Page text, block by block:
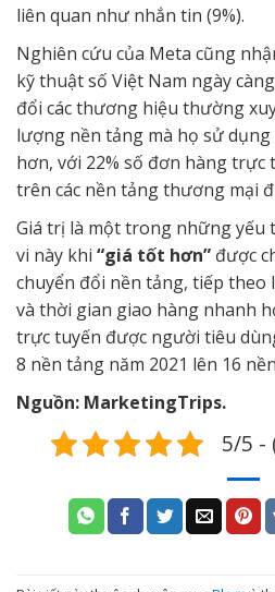
liên quan như nhắn tin (9%).
Nghiên cứu của Meta cũng
kỹ thuật số Việt Nam ngày
đổi các thương hiệu thường
lượng nền tảng mà họ sử
hơn, với 22% số đơn hàng trực
trên các nền tảng thương mại
Giá trị là một trong những yếu
vi này khi “giá tốt hơn” được
chuyển đổi nền tảng, tiếp theo
và thời gian giao hàng nhanh
trực tuyến được người tiêu
8 nền tảng năm 2021 lên 16
Nguồn: MarketingTrips.
5/5 -